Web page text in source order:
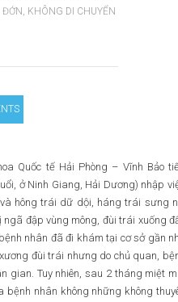
KHÔNG DI CHUYỂN
Quốc tế Hải Phòng – Vĩnh Bảo
ở Ninh Giang, Hải Dương) nhập
hông trái dữ dội, háng trái sưng
ngã đập vùng mông, đùi trái xuống
nhân đã đi khám tại cơ sở gần
đùi trái nhưng do chủ quan,
gian. Tuy nhiên, sau 2 tháng miệt
bệnh nhân không những không